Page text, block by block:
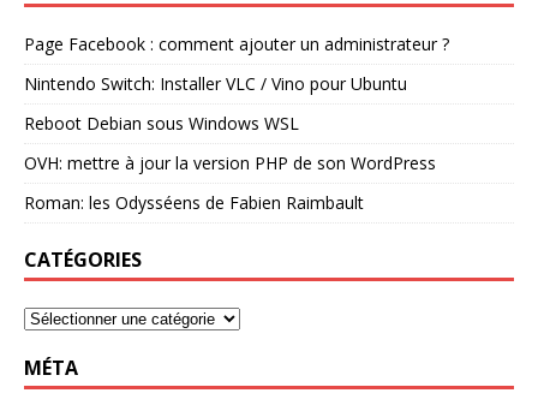
Page Facebook : comment ajouter un administrateur ?
Nintendo Switch: Installer VLC / Vino pour Ubuntu
Reboot Debian sous Windows WSL
OVH: mettre à jour la version PHP de son WordPress
Roman: les Odysséens de Fabien Raimbault
CATÉGORIES
MÉTA